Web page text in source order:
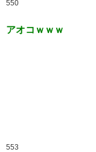
550
アオコｗｗｗ
553